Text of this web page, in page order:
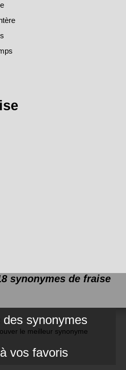
synonymes de fraise
des synonymes
le meilleur synonyme
vos favoris